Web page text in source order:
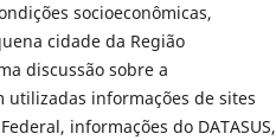
socioeconômicas,
cidade da Região
discussão sobre a
informações de sites
informações do DATASUS,